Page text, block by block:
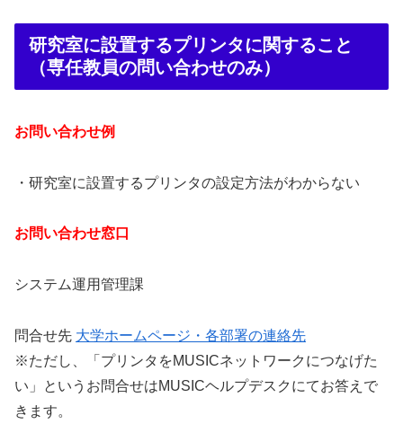
研究室に設置するプリンタに関すること
（専任教員の問い合わせのみ）
お問い合わせ例
・研究室に設置するプリンタの設定方法がわからない
お問い合わせ窓口
システム運用管理課
問合せ先 大学ホームページ・各部署の連絡先
※ただし、「プリンタをMUSICネットワークにつなげた
い」というお問合せはMUSICヘルプデスクにてお答えで
きます。